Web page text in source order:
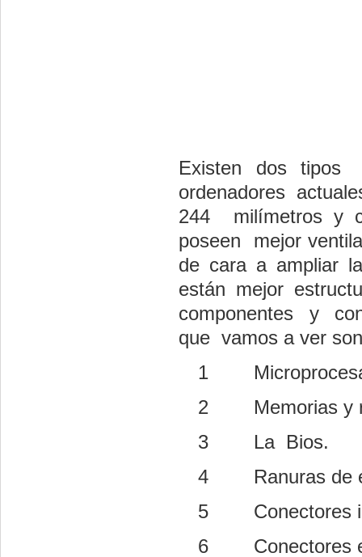
Existen dos tipos
ordenadores
244 milímetros y
poseen mejor
de cara a ampliar
están mejor
componentes y
que vamos a ver
1
2
Memorias y
3
La Bios.
4
Ranuras de
5
Conectores
6
Conectores